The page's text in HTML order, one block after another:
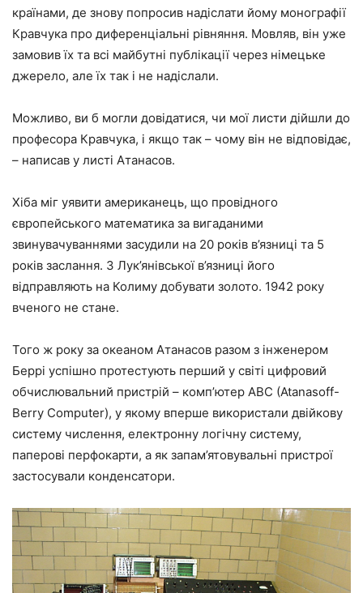
країнами, де знову попросив надіслати йому монографії
Кравчука про диференціальні рівняння. Мовляв, він уже
замовив їх та всі майбутні публікації через німецьке
джерело, але їх так і не надіслали.
Можливо, ви б могли довідатися, чи мої листи дійшли до
професора Кравчука, і якщо так – чому він не відповідає,
– написав у листі Атанасов.
Хіба міг уявити американець, що провідного
європейського математика за вигаданими
звинувачуваннями засудили на 20 років в’язниці та 5
років заслання. З Лук’янівської в’язниці його
відправляють на Колиму добувати золото. 1942 року
вченого не стане.
Того ж року за океаном Атанасов разом з інженером
Беррі успішно протестують перший у світі цифровий
обчислювальний пристрій – комп’ютер ABC (Atanasoff-
Berry Computer), у якому вперше використали двійкову
систему числення, електронну логічну систему,
паперові перфокарти, а як запам’ятовувальні пристрої
застосували конденсатори.